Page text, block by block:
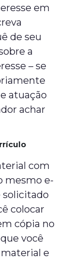
em
de seu
a
– se
atuação
achar
com
mesmo e-
solicitado
colocar
cópia no
você
material e